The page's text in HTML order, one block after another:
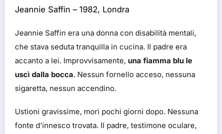
Jeannie Saffin – 1982, Londra
Jeannie Saffin era una donna con disabilità mentali,
che stava seduta tranquilla in cucina. Il padre era
accanto a lei. Improvvisamente, una fiamma blu le
uscì dalla bocca. Nessun fornello acceso, nessuna
sigaretta, nessun accendino.
Ustioni gravissime, morì pochi giorni dopo. Nessuna
fonte d’innesco trovata. Il padre, testimone oculare,